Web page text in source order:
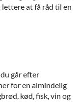
lettere at få råd til en
går efter
for en almindelig
kød, fisk, vin og